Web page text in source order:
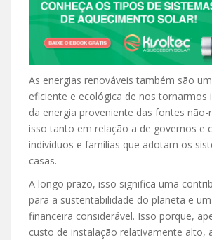
As energias renováveis também são
eficiente e ecológica de nos tornarmos
da energia proveniente das fontes não-
isso tanto em relação a de governos e
indivíduos e famílias que adotam os
casas.
A longo prazo, isso significa uma
para a sustentabilidade do planeta e
financeira considerável. Isso porque,
custo de instalação relativamente alto,